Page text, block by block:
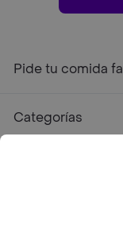
Pide tu comida
Categorías